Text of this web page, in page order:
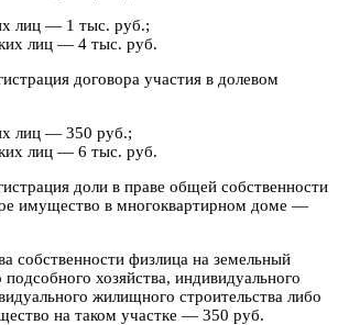
лиц — 1 тыс. руб.;
лиц — 4 тыс. руб.
договора участия в долевом
лиц — 350 руб.;
лиц — 6 тыс. руб.
доли в праве общей собственности
имущество в многоквартирном доме —
собственности физлица на земельный
подсобного хозяйства, индивидуального
жилищного строительства либо
на таком участке — 350 руб.